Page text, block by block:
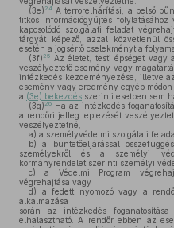
(3e) 24 A terrorelhárítási, a belső
titkos információgyűjtés
kapcsolódó szolgálati feladat
tárgyát képező, azzal közvetlenül
esetén a jogsértő cselekményt a
(3f) 25 Az életet, testi épséget vagy
veszélyeztető esemény vagy
intézkedés kezdeményezése, illetve
esemény vagy eredmény egyéb
a (3e) bekezdés szerinti esetben sem
(3g) 26 Ha az intézkedés
a rendőri jelleg leplezését
veszélyeztetné,
a) a személyvédelmi szolgálati
b) a büntetőeljárással
személyekről és a személyi
kormányrendelet szerinti személyi
c) a Védelmi Program
végrehajtása vagy
d) a fedett nyomozó vagy a
alkalmazása
során az intézkedés
elhalasztható. A rendőr ebben az